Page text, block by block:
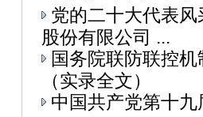
党的二十大代表
股份有限公司 ...
国务院联防联控
（实录全文）
中国共产党第十